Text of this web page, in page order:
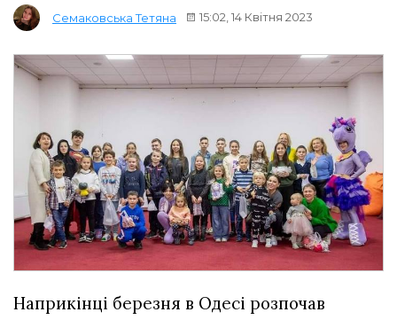
Семаковська Тетяна 15:02, 14 Квітня 2023
Наприкінці березня в Одесі розпочав